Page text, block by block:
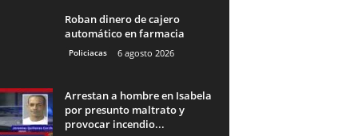
Roban dinero de cajero
automático en farmacia
Policiacas 6 agosto 2026
Arrestan a hombre en Isabela
por presunto maltrato y
provocar incendio...